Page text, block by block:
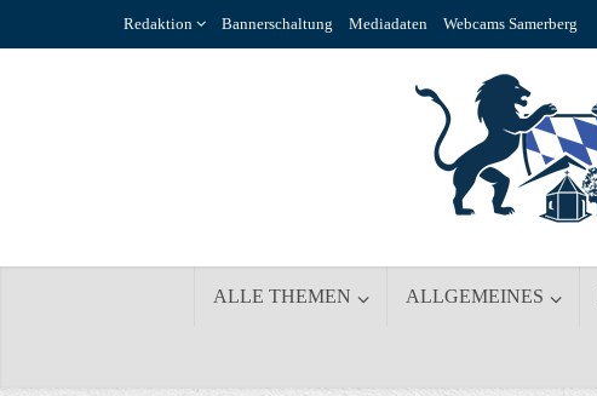
Redaktion Bannerschaltung Mediadaten Webcams Samerberg
ALLE THEMEN ALLGEMEINES